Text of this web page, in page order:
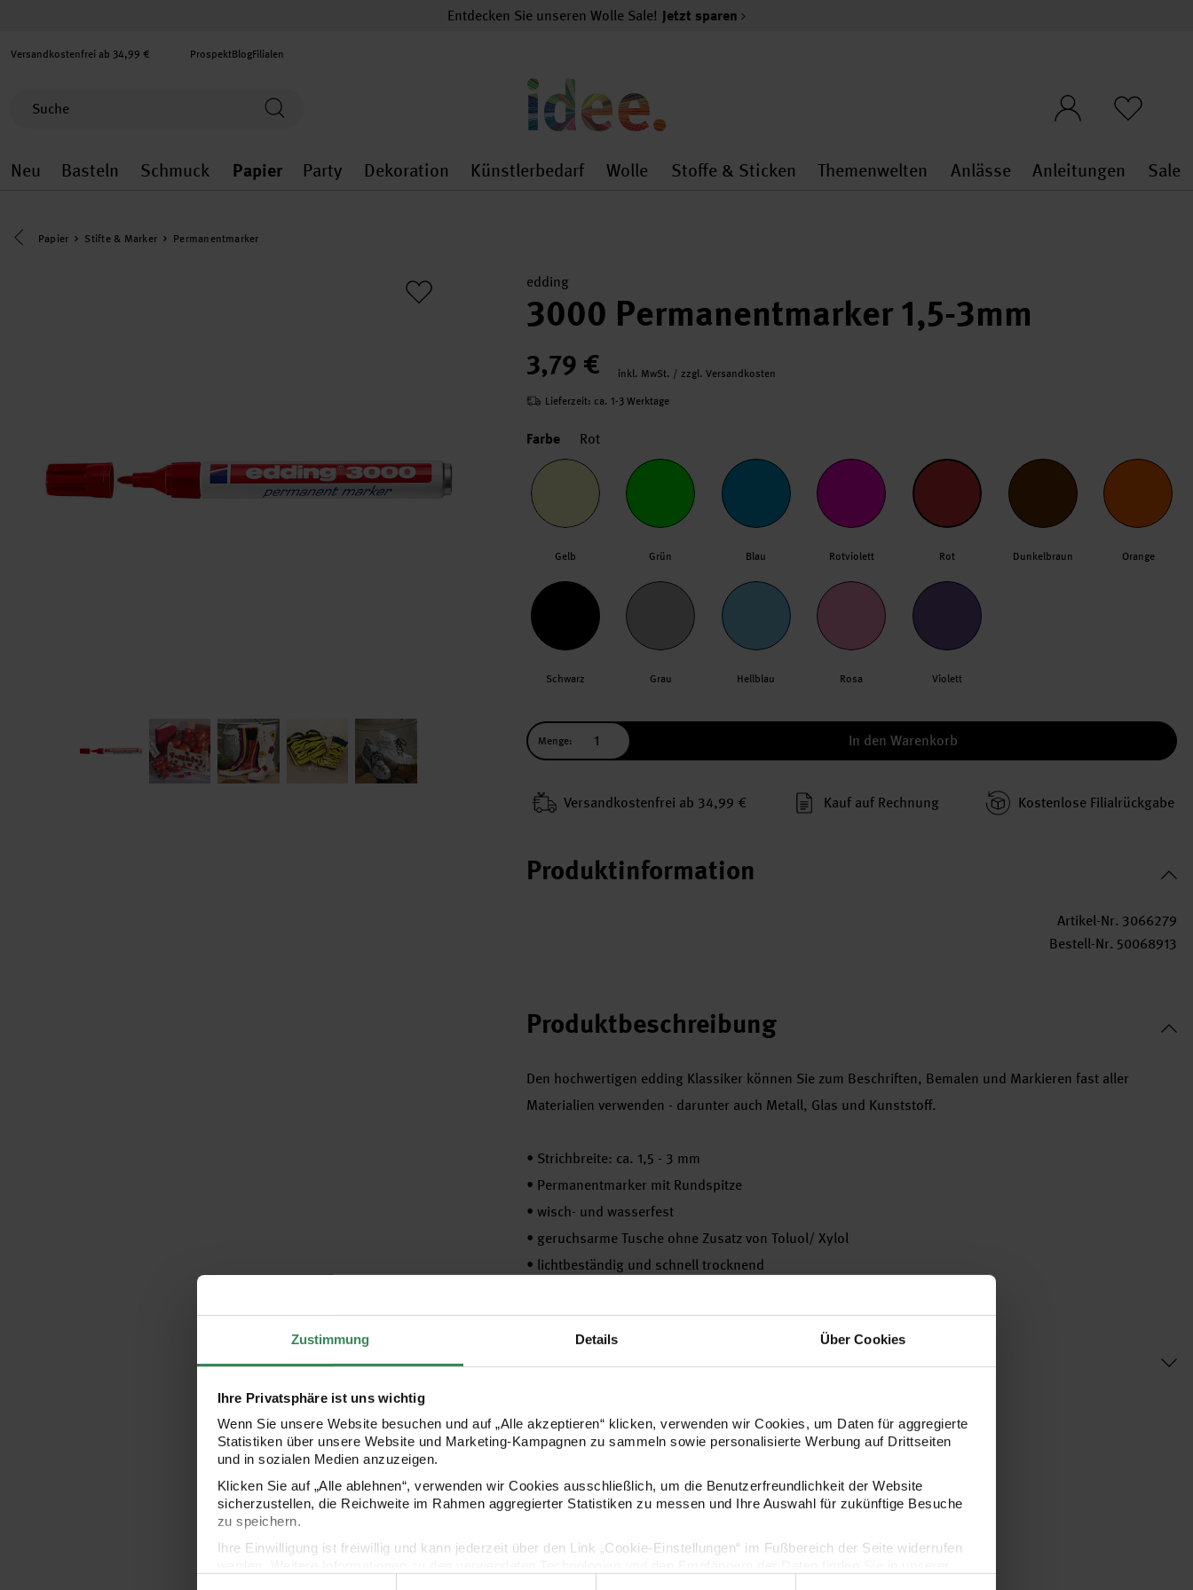
Zustimmung Details Über Cookies
Ihre Privatsphäre ist uns wichtig
Wenn Sie unsere Website besuchen und auf „Alle akzeptieren“ klicken, verwenden wir Cookies, um Daten für aggregierte
Statistiken über unsere Website und Marketing-Kampagnen zu sammeln sowie personalisierte Werbung auf Drittseiten
und in sozialen Medien anzuzeigen.
Klicken Sie auf „Alle ablehnen“, verwenden wir Cookies ausschließlich, um die Benutzerfreundlichkeit der Website
sicherzustellen, die Reichweite im Rahmen aggregierter Statistiken zu messen und Ihre Auswahl für zukünftige Besuche
zu speichern.
Ihre Einwilligung ist freiwillig und kann jederzeit über den Link „Cookie-Einstellungen“ im Fußbereich der Seite widerrufen
Entdecken Sie unseren Wolle Sale! Jetzt sparen
Versandkostenfrei ab 34,99 € ProspektBlogFilialen
Neu
Neu general.openMenu
Basteln
Basteln general.openMenu
Schmuck
Schmuck general.openMenu
Papier
Papier general.openMenu
Party
Party general.openMenu
Dekoration
Dekoration general.openMenu
Künstlerbedarf
Künstlerbedarf general.openMenu
Wolle
Wolle general.openMenu
Stoffe & Sticken
Stoffe & Sticken general.openMenu
Themenwelten
Themenwelten
Anlässe
Anlässe
Anleitungen Sale
Eine Kategorie zurück navigieren
Papier Stifte & Marker Permanentmarker
edding
3000 Permanentmarker 1,5-3mm
3,79 €
inkl. MwSt. / zzgl. Versandkosten
Lieferzeit: ca. 1-3 Werktage
Farbe Rot
Gelb Grün Blau Rotviolett Rot Dunkelbraun Orange
Schwarz Grau Hellblau Rosa Violett
Menge: In den Warenkorb
Versand­kosten­frei ab 34,99 € Kauf auf Rechnung Kosten­lose Filial­rückgabe
Produktinformation
Artikel-Nr. 3066279
Bestell-Nr. 50068913
Produktbeschreibung
Den hochwertigen edding Klassiker können Sie zum Beschriften, Bemalen und Markieren fast aller
Materialien verwenden - darunter auch Metall, Glas und Kunststoff.
• Strichbreite: ca. 1,5 - 3 mm
• Permanentmarker mit Rundspitze
• wisch- und wasserfest
• geruchsarme Tusche ohne Zusatz von Toluol/ Xylol
• lichtbeständig und schnell trocknend
Hersteller